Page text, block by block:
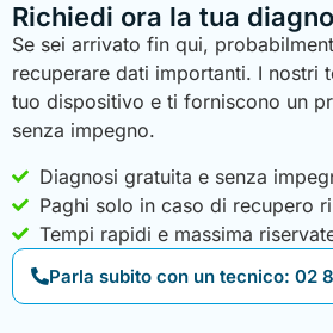
Richiedi ora la tua
Se sei arrivato fin qui,
recuperare dati importanti. I nostri
tuo dispositivo e ti forniscono un
senza impegno.
Diagnosi gratuita e senza
Paghi solo in caso di recupero
Tempi rapidi e massima
Parla subito con un tecnico: 02